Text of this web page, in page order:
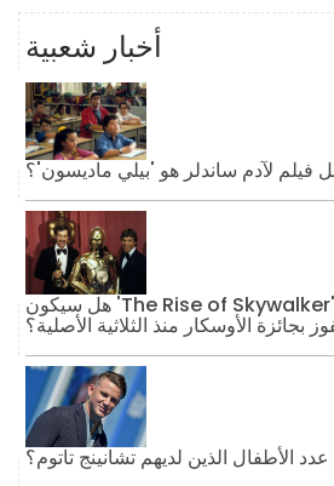
أخبار شعبية
فيلم لآدم ساندلر هو 'بيلي ماديسون'؟
هل سيكون 'The Rise of Skywalker' أول فيلم من 'حرب
بجائزة الأوسكار منذ الثلاثية الأصلية؟
الأطفال الذين لديهم تشانينج تاتوم؟